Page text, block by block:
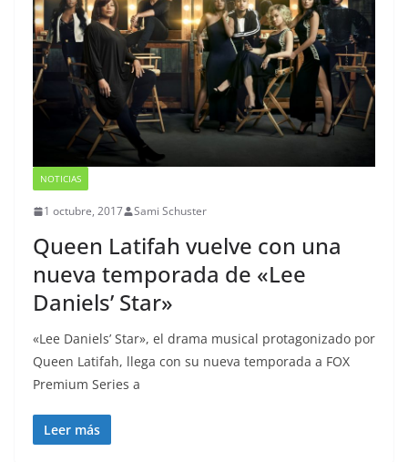
NOTICIAS
1 octubre, 2017 Sami Schuster
Queen Latifah vuelve con una
nueva temporada de «Lee
Daniels’ Star»
«Lee Daniels’ Star», el drama musical protagonizado por
Queen Latifah, llega con su nueva temporada a FOX
Premium Series a
Leer más